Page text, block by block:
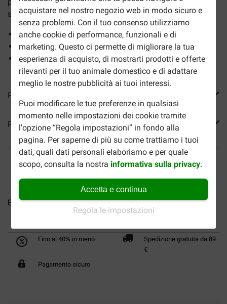
acquistare nel nostro negozio web in modo sicuro e
senza problemi. Con il tuo consenso utilizziamo
anche cookie di performance, funzionali e di
marketing. Questo ci permette di migliorare la tua
esperienza di acquisto, di mostrarti prodotti e offerte
rilevanti per il tuo animale domestico e di adattare
meglio le nostre pubblicità ai tuoi interessi.
Puoi modificare le tue preferenze in qualsiasi
momento nelle impostazioni dei cookie tramite
l'opzione “Regola impostazioni” in fondo alla
pagina. Per saperne di più su come trattiamo i tuoi
dati, quali dati personali elaboriamo e per quale
scopo, consulta la nostra informativa sulla privacy.
Accetta e continua
Regola le impostazioni
sano.
Facilmente digeribile
Facile da servire
Contiene ingredienti di alta qualità
Più informazioni
Reviews
Eukanuba Adult al pollo per... Eukanuba Adult Hairball...
Fino al 40% in meno
Spedizione gratuita da 89
€
Pagamento sicuro